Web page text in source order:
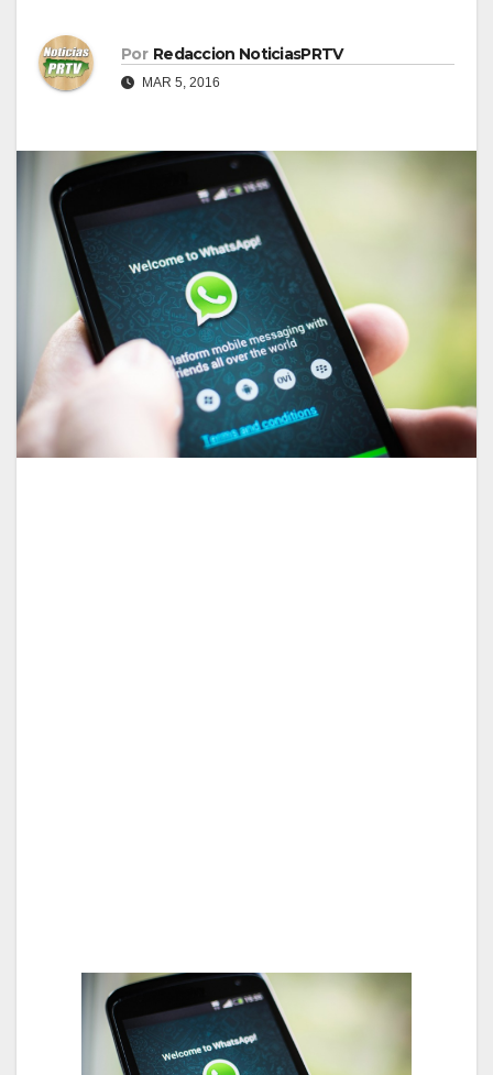
Por Redaccion NoticiasPRTV
MAR 5, 2016